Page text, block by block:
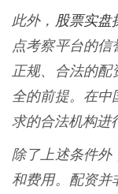
此外， 股票实盘
点考察平台的信
正规、合法的
全的前提。在中
求的合法机构进
除了上述条件外
和费用。配资并